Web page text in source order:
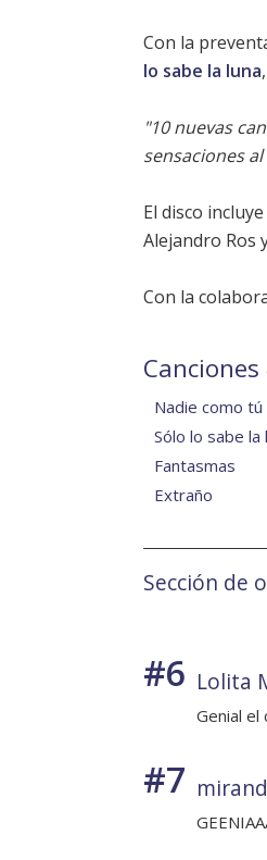
Con la
lo sabe la luna
"10 nuevas
sensaciones
El disco
Alejandro Ros
Con la
Canciones
Nadie como tú
Sólo lo sabe la
Fantasmas
Extraño
Sección de
#6 Lolita
Genial el
#7